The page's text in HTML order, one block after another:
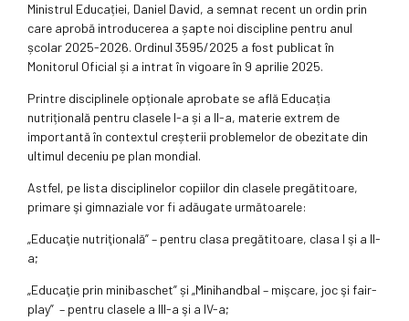
Ministrul Educației, Daniel David, a semnat recent un ordin prin
care aprobă introducerea a șapte noi discipline pentru anul
școlar 2025-2026. Ordinul 3595/2025 a fost publicat în
Monitorul Oficial și a intrat în vigoare în 9 aprilie 2025.
Printre disciplinele opționale aprobate se află Educația
nutrițională pentru clasele I-a și a II-a, materie extrem de
importantă în contextul creșterii problemelor de obezitate din
ultimul deceniu pe plan mondial.
Astfel, pe lista disciplinelor copiilor din clasele pregătitoare,
primare şi gimnaziale vor fi adăugate următoarele:
„Educaţie nutriţională” – pentru clasa pregătitoare, clasa I şi a II-
a;
„Educaţie prin minibaschet” și „Minihandbal – mişcare, joc şi fair-
play” – pentru clasele a III-a şi a IV-a;